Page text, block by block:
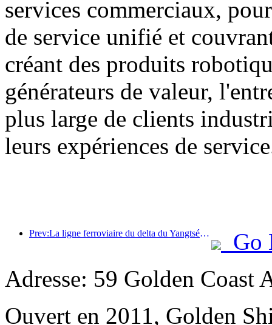
services commerciaux,
de service unifié et
créant des produits
générateurs de valeur,
plus large de clients
leurs expériences de
Prev:La ligne ferroviaire du delta du Yangtsé a transporté plus de 21,38 millions de passagers pendant les vacances du 1er mai.
Go
Adresse: 59 Golden Coast
Ouvert en 2011, Golden